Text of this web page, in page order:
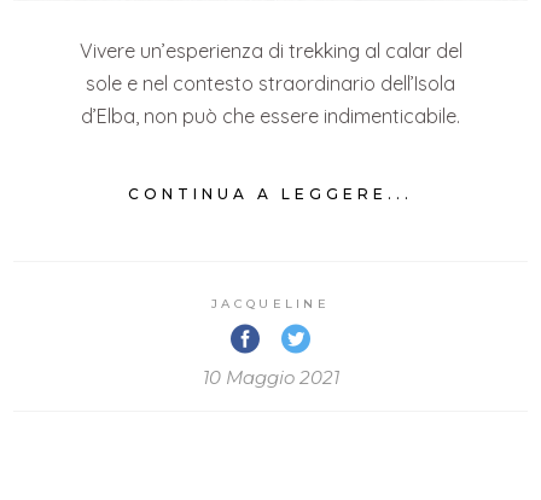
Vivere un’esperienza di trekking al calar del
sole e nel contesto straordinario dell’Isola
d’Elba, non può che essere indimenticabile.
CONTINUA A LEGGERE...
JACQUELINE
10 Maggio 2021